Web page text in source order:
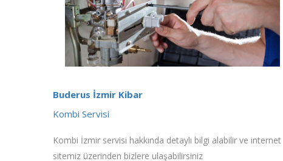
Buderus İzmir Kibar
Kombi Servisi
Kombi İzmir servisi hakkında detaylı bilgi alabilir ve internet
sitemiz üzerinden bizlere ulaşabilirsiniz